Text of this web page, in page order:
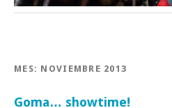
MES: NOVIEMBRE 2013
Goma… showtime!